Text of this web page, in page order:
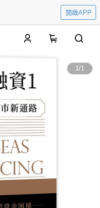
開啟APP
1/1